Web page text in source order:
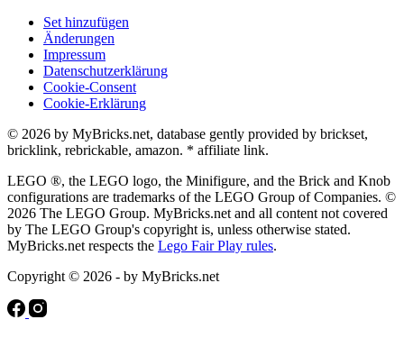
Set hinzufügen
Änderungen
Impressum
Datenschutzerklärung
Cookie-Consent
Cookie-Erklärung
© 2026 by MyBricks.net, database gently provided by brickset,
bricklink, rebrickable, amazon. * affiliate link.
LEGO ®, the LEGO logo, the Minifigure, and the Brick and Knob
configurations are trademarks of the LEGO Group of Companies. ©
2026 The LEGO Group. MyBricks.net and all content not covered
by The LEGO Group's copyright is, unless otherwise stated.
MyBricks.net respects the Lego Fair Play rules.
Copyright © 2026 - by MyBricks.net